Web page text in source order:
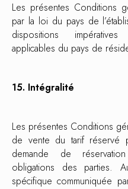
Les présentes Conditions
par la loi du pays de
dispositions
applicables du pays de
15. Intégralité
Les présentes Conditions
de vente du tarif
demande de
obligations des parties.
spécifique communiquée